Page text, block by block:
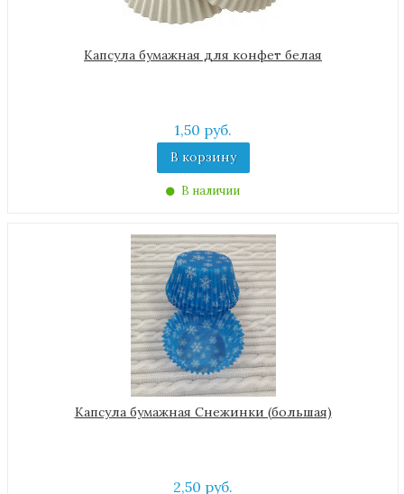
Капсула бумажная для конфет белая
1,50 руб.
В корзину
В наличии
Капсула бумажная Снежинки (большая)
2,50 руб.